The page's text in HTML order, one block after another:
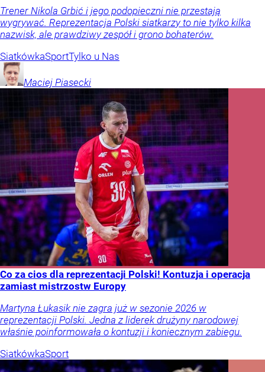
Trener Nikola Grbić i jego podopieczni nie przestają
wygrywać. Reprezentacja Polski siatkarzy to nie tylko kilka
nazwisk, ale prawdziwy zespół i grono bohaterów.
SiatkówkaSportTylko u Nas
Maciej Piasecki
Co za cios dla reprezentacji Polski! Kontuzja i operacja
zamiast mistrzostw Europy
Martyna Łukasik nie zagra już w sezonie 2026 w
reprezentacji Polski. Jedna z liderek drużyny narodowej
właśnie poinformowała o kontuzji i koniecznym zabiegu.
SiatkówkaSport